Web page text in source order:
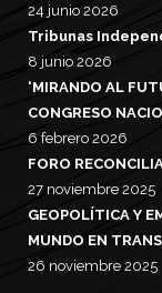
24 junio 2026
Tribunas
8 junio 2026
‘MIRANDO AL
CONGRESO
6 febrero 2026
FORO
27 noviembre 2025
GEOPOLÍTICA Y
MUNDO EN
26 noviembre 2025